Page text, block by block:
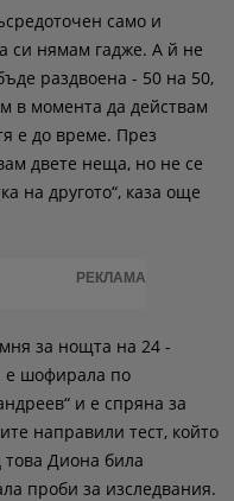
само и
си нямам гадже. А й не
раздвоена - 50 на 50,
в момента да действам
е до време. През
двете неща, но не се
на другото“, каза още
РЕКЛАМА
за нощта на 24 -
е шофирала по
и е спряна за
направили тест, който
това Диона била
проби за изследвания.